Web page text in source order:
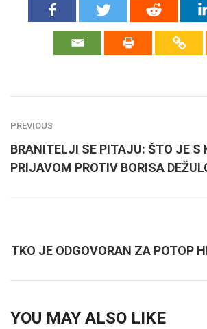
PREVIOUS
BRANITELJI SE PITAJU: ŠTO JE S
PRIJAVOM PROTIV BORISA
TKO JE ODGOVORAN ZA POTOP
YOU MAY ALSO LIKE